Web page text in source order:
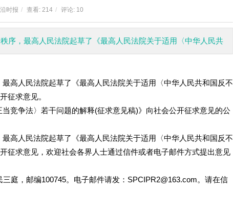
时报 / 查看: 214 / 评论: 10
序，最高人民法院起草了《最高人民法院关于适用〈中华人民共
人民法院起草了《最高人民法院关于适用〈中华人民共和国反不
征求意见。
争法〉若干问题的解释(征求意见稿)》向社会公开征求意见的公
人民法院起草了《最高人民法院关于适用〈中华人民共和国反不
征求意见，欢迎社会各界人士通过信件或者电子邮件方式提出意见
，邮编100745。电子邮件请发：SPCIPR2@163.com。请在信